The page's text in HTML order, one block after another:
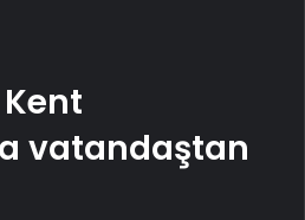
Kent
vatandaştan